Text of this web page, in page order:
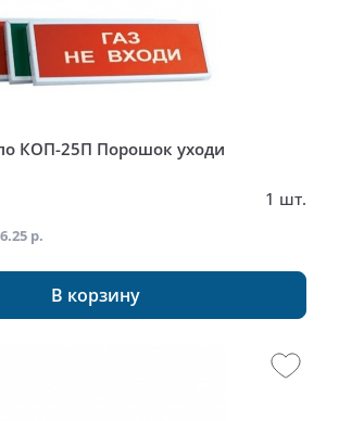
КОП-25П Порошок уходи
1 шт.
р.
В корзину